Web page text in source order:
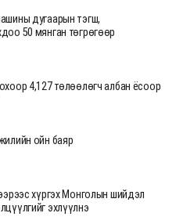
дугаарын тэгш,
50 мянган төгрөгөөр
4,127 төлөөлөгч албан ёсоор
ойн баяр
хүргэх Монголын шийдэл
эхлүүлнэ